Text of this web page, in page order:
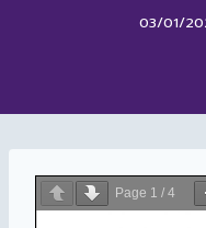
03/01/
Page 1 / 4